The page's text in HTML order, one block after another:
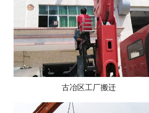
古冶区工厂搬迁